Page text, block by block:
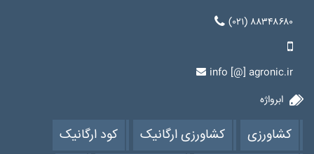
(۰۲۱) ۸۸۳۴۸۶۸۰
info [@] agronic.ir
ابرواژه
کشاورزی کشاورزی ارگانیک کود ارگانیک